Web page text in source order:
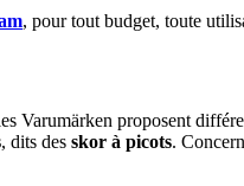
, pour tout budget, toute
Varumärken proposent
, dits des skor à picots.